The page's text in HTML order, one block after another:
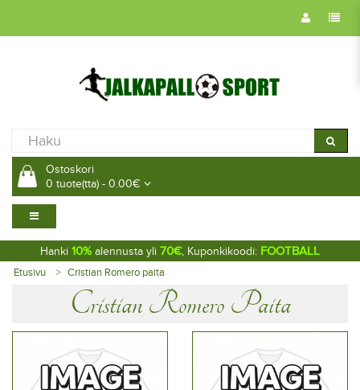
Ostoskori
0 tuote(tta) - 0.00€
Hanki 10% alennusta yli 70€, Kuponkikoodi: FOOTBALL
Etusivu Cristian Romero paita
Cristian Romero Paita